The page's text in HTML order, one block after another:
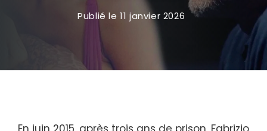
Publié le11 janvier 2026